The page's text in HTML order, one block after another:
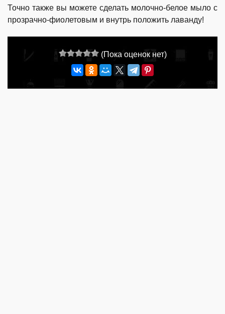
Точно также вы можете сделать молочно-белое мыло с
прозрачно-фиолетовым и внутрь положить лаванду!
(Пока оценок нет)